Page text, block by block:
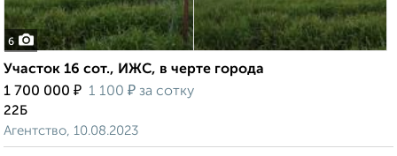
6
Участок 16 сот., ИЖС, в черте города
1 700 000 ₽ 1 100 ₽ за сотку
22Б
Агентство, 10.08.2023